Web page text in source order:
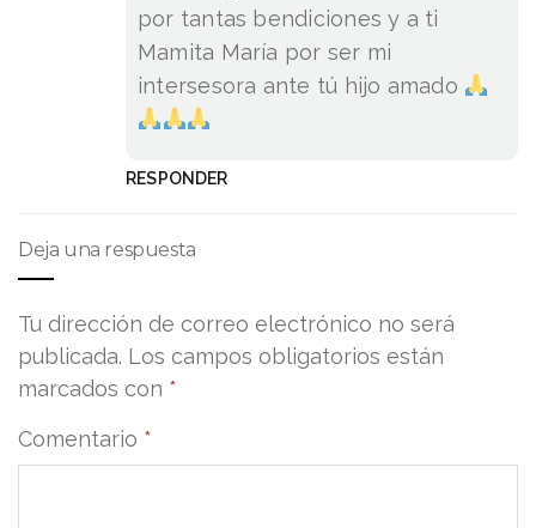
por tantas bendiciones y a ti
Mamita María por ser mi
intersesora ante tú hijo amado
RESPONDER
Deja una respuesta
Tu dirección de correo electrónico no será
publicada. Los campos obligatorios están
marcados con *
Comentario *